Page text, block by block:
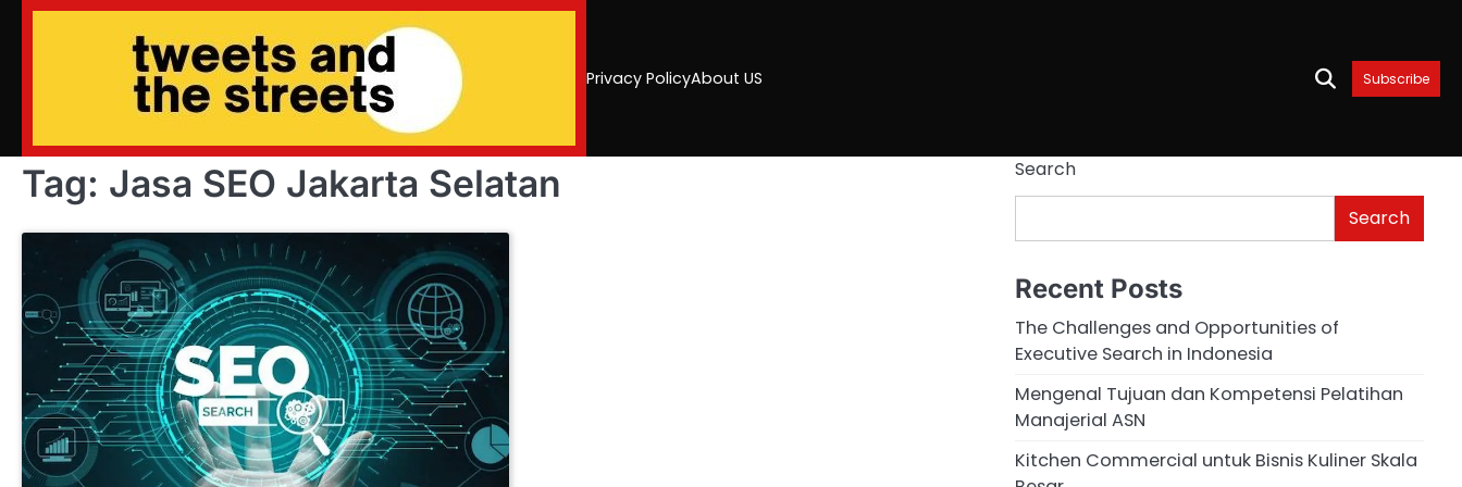
Skip
Privacy PolicyAbout US Subscribe
Tag: Jasa SEO Jakarta Selatan
Search
Search
Recent Posts
The Challenges and Opportunities of
Executive Search in Indonesia
Mengenal Tujuan dan Kompetensi Pelatihan
Manajerial ASN
Kitchen Commercial untuk Bisnis Kuliner Skala